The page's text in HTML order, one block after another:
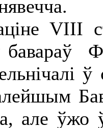
VIII
бавараў
але ўжо